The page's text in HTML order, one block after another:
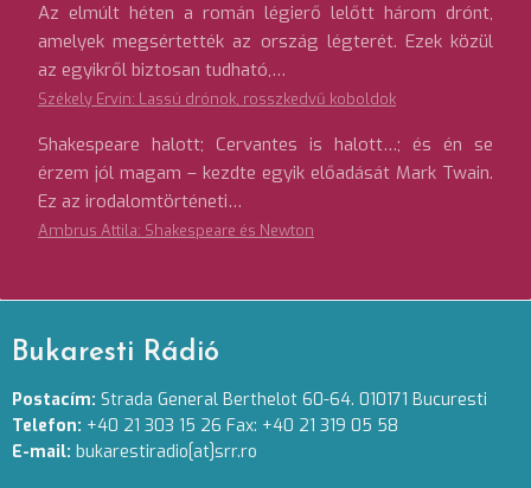
Az elmúlt héten a román légierő lelőtt három drónt,
amelyek megsértették az ország légterét. Ezek közül
az egyikről biztosan tudható,…
Székely Ervin: Lassú drónok, rosszkedvű koboldok
Shakespeare halott; Cervantes is halott…; és én se
érzem jól magam – kezdte egyik előadását Mark Twain.
Ez az irodalomtörténeti…
Ambrus Attila: Shakespeare és Newton
Bukaresti Rádió
Postacím: Strada General Berthelot 60-64. 010171 Bucuresti
Telefon: +40 21 303 15 26 Fax: +40 21 319 05 58
E-mail: bukarestiradio[at]srr.ro